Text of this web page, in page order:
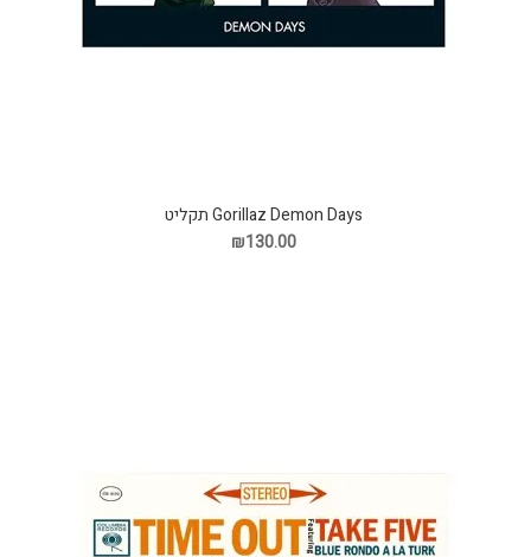
Gorillaz Demon Days תקליט
₪130.00